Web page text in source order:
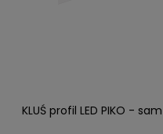
KLUŚ profil LED PIKO -